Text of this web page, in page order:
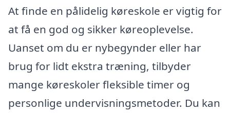
At finde en pålidelig køreskole er vigtig for
at få en god og sikker køreoplevelse.
Uanset om du er nybegynder eller har
brug for lidt ekstra træning, tilbyder
mange køreskoler fleksible timer og
personlige undervisningsmetoder. Du kan